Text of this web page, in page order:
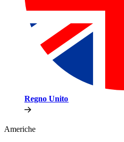
Regno Unito​​
Americhe​​